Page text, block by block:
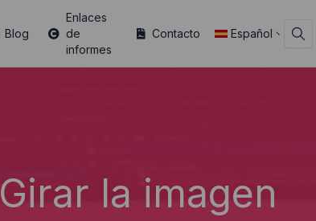
Blog
Enlaces
de
informes
Contacto Español
Girar la imagen